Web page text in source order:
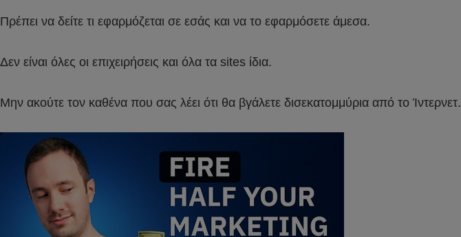
Πρέπει να δείτε τι εφαρμόζεται σε εσάς και να το εφαρμόσετε άμεσα.
Δεν είναι όλες οι επιχειρήσεις και όλα τα sites ίδια.
Μην ακούτε τον καθένα που σας λέει ότι θα βγάλετε δισεκατομμύρια από το Ίντερνετ.